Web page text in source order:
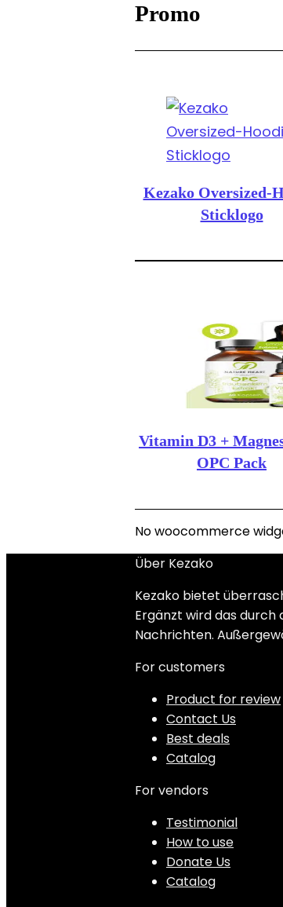
Promo
Kezako Oversized-
Sticklogo
Vitamin D3 +
OPC Pack
No woocommerce
Über Kezako
Kezako bietet
Ergänzt wird das durch
Nachrichten.
For customers
Product for review
Contact Us
Best deals
Catalog
For vendors
Testimonial
How to use
Donate Us
Catalog